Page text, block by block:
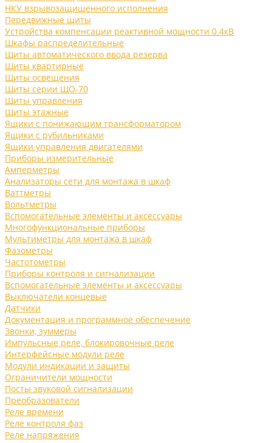
НКУ взрывозащищенного исполнения
Передвижные щиты
Устройства компенсации реактивной мощности 0.4кВ
Шкафы распределительные
Щиты автоматического ввода резерва
Щиты квартирные
Щиты освещения
Щиты серии ЩО-70
Щиты управления
Щиты этажные
Ящики с понижающим трансформатором
Ящики с рубильниками
Ящики управления двигателями
Приборы измерительные
Амперметры
Анализаторы сети для монтажа в шкаф
Ваттметры
Вольтметры
Вспомогательные элементы и аксессуары
Многофункциональные приборы
Мультиметры для монтажа в шкаф
Фазометры
Частотометры
Приборы контроля и сигнализации
Вспомогательные элементы и аксессуары
Выключатели концевые
Датчики
Документация и программное обеспечение
Звонки, зуммеры
Импульсные реле, блокировочные реле
Интерфейсные модули реле
Модули индикации и защиты
Ограничители мощности
Посты звуковой сигнализации
Преобразователи
Реле времени
Реле контроля фаз
Реле напряжения